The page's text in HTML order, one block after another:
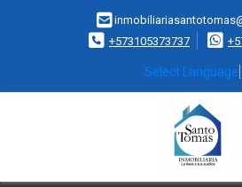
+573105373737
Select Language